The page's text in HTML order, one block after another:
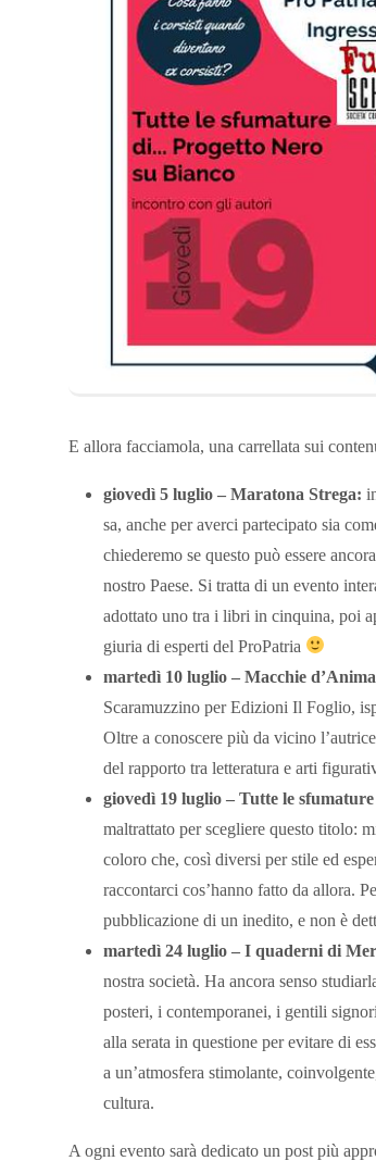
E allora facciamola, una carrellata sui
giovedì 5 luglio – Maratona Strega:
sa, anche per averci partecipato sia
chiederemo se questo può essere
nostro Paese. Si tratta di un evento
adottato uno tra i libri in cinquina, poi
giuria di esperti del ProPatria
martedì 10 luglio – Macchie d’Anima
Scaramuzzino per Edizioni Il Foglio,
Oltre a conoscere più da vicino
del rapporto tra letteratura e arti
giovedì 19 luglio – Tutte le
maltrattato per scegliere questo titolo:
coloro che, così diversi per stile ed
raccontarci cos’hanno fatto da allora.
pubblicazione di un inedito, e non è
martedì 24 luglio – I quaderni di
nostra società. Ha ancora senso
posteri, i contemporanei, i gentili
alla serata in questione per evitare di
a un’atmosfera stimolante,
cultura.
A ogni evento sarà dedicato un post più